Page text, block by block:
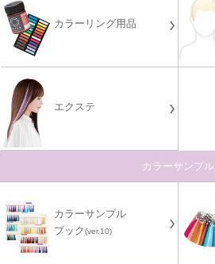
カラーリング用品
エクステ
カラーサンプル
カラーサンプル
ブック(ver.10)